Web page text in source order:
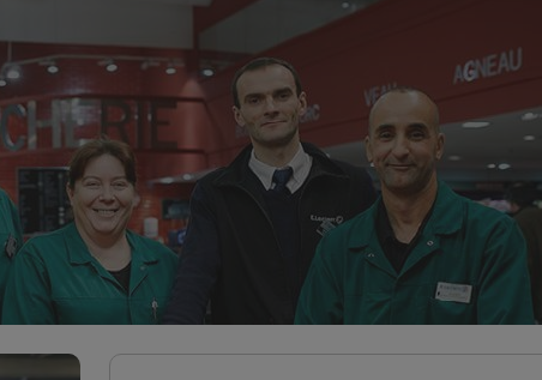
« Repérage » - La
revue de tendances de
Marque Repère
ALIMENTATION DE QUALITÉ